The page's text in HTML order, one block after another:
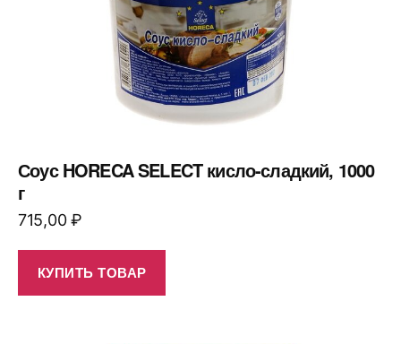
Соус HORECA SELECT кисло-сладкий, 1000
г
715,00₽
КУПИТЬ ТОВАР